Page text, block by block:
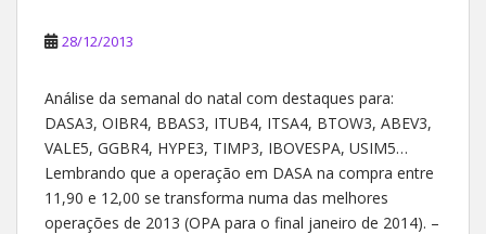
28/12/2013
Análise da semanal do natal com destaques para:
DASA3, OIBR4, BBAS3, ITUB4, ITSA4, BTOW3, ABEV3,
VALE5, GGBR4, HYPE3, TIMP3, IBOVESPA, USIM5…
Lembrando que a operação em DASA na compra entre
11,90 e 12,00 se transforma numa das melhores
operações de 2013 (OPA para o final janeiro de 2014). –